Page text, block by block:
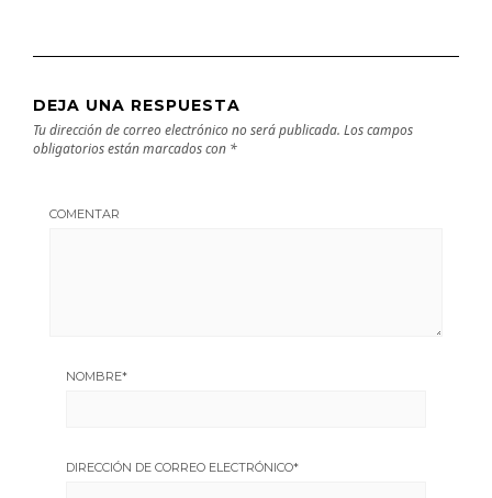
DEJA UNA RESPUESTA
Tu dirección de correo electrónico no será publicada. Los campos
obligatorios están marcados con *
COMENTAR
NOMBRE*
DIRECCIÓN DE CORREO ELECTRÓNICO*